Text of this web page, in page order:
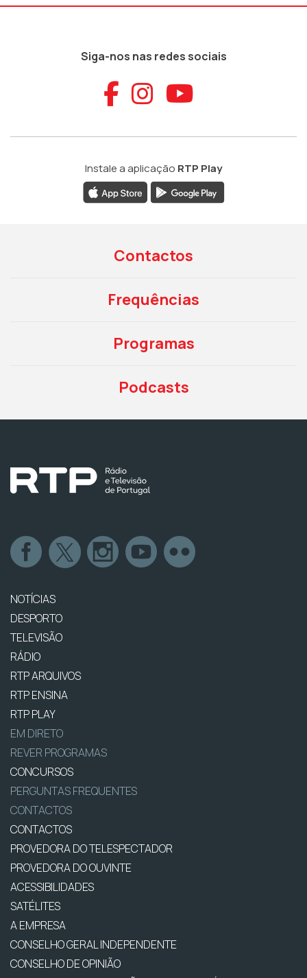
Siga-nos nas redes sociais
Aceder ao
Aceder ao
Aceder
Instale a aplicação RTP Play
Contactos
Frequências
Programas
Podcasts
NOTÍCIAS
DESPORTO
TELEVISÃO
RÁDIO
RTP ARQUIVOS
RTP ENSINA
RTP PLAY
EM DIRETO
REVER PROGRAMAS
CONCURSOS
PERGUNTAS FREQUENTES
CONTACTOS
CONTACTOS
PROVEDORA DO TELESPECTADOR
PROVEDORA DO OUVINTE
ACESSIBILIDADES
SATÉLITES
A EMPRESA
CONSELHO GERAL INDEPENDENTE
CONSELHO DE OPINIÃO